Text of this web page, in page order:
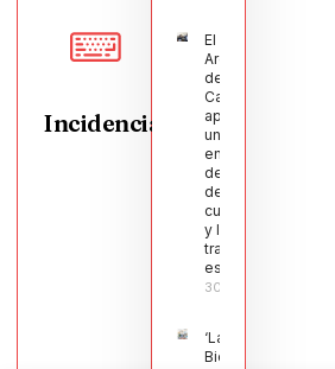
Incidencias
El Pleno de
Argamasilla
de
Calatrava
aprueba
una moción
en defensa
del sector
de la
cuchillería
y la navaja
tradicional
española
30/07/2026
‘La
Bienvenida’,